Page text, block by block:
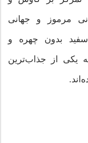
مرموز و جهانی
سفید بدون چهره و
یکی از جذاب‌ترین